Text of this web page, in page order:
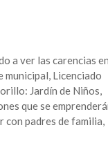
a ver las carencias
municipal, Licenciado
Jardín de Niños,
que se
con padres de familia,